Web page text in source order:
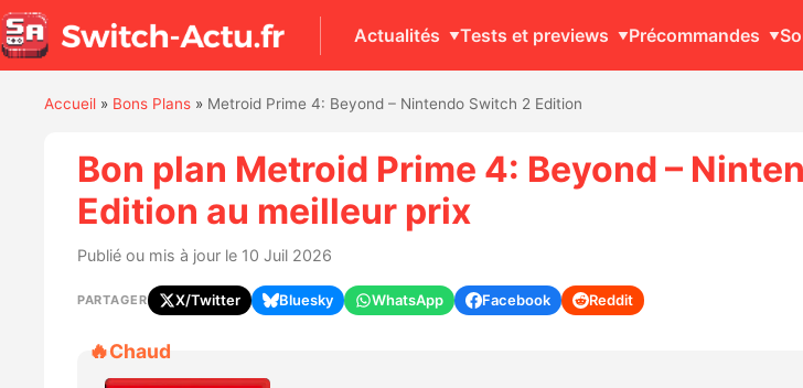
Actualités Tests et previews Précommandes
Accueil» Bons Plans» Metroid Prime 4: Beyond – Nintendo Switch 2 Edition
Bon plan Metroid Prime 4: Beyond –
Edition au meilleur prix
Publié ou mis à jour le 10 Juil 2026
PARTAGER X/Twitter Bluesky WhatsApp Facebook Reddit
🔥Chaud